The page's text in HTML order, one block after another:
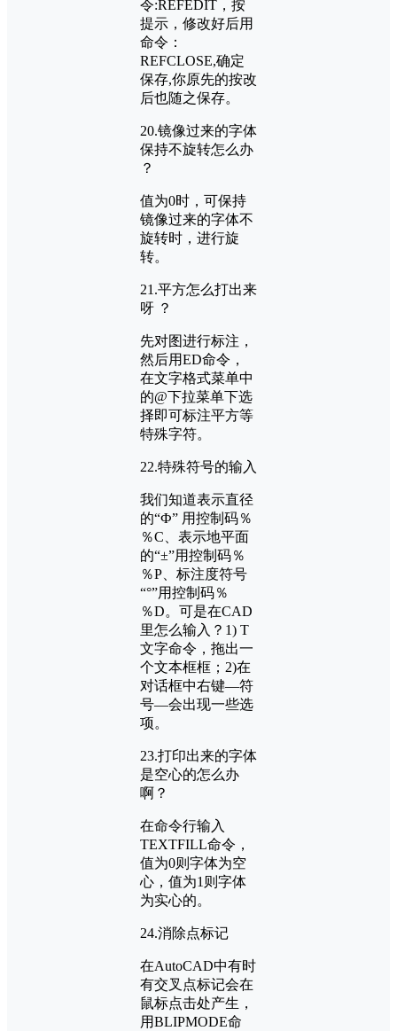
令:REFEDIT，按
提示，修改好后用
命令：
REFCLOSE,确定
保存,你原先的按改
后也随之保存。
20.镜像过来的字体
保持不旋转怎么办
？
值为0时，可保持
镜像过来的字体不
旋转时，进行旋
转。
21.平方怎么打出来
呀 ？
先对图进行标注，
然后用ED命令，
在文字格式菜单中
的@下拉菜单下选
择即可标注平方等
特殊字符。
22.特殊符号的输入
我们知道表示直径
的“Ф” 用控制码％
％C、表示地平面
的“±”用控制码％
％P、标注度符号
“°”用控制码％
％D。可是在CAD
里怎么输入？1) T
文字命令，拖出一
个文本框框；2)在
对话框中右键—符
号—会出现一些选
项。
23.打印出来的字体
是空心的怎么办
啊？
在命令行输入
TEXTFILL命令，
值为0则字体为空
心，值为1则字体
为实心的。
24.消除点标记
在AutoCAD中有时
有交叉点标记会在
鼠标点击处产生，
用BLIPMODE命